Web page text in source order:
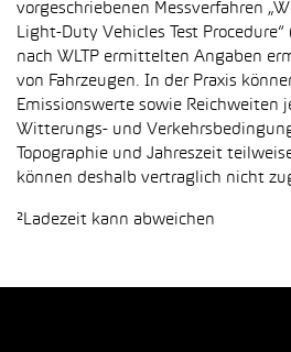
vorgeschriebenen Messverfahren
Light-Duty Vehicles Test
nach WLTP ermittelten Angaben
von Fahrzeugen. In der Praxis
Emissionswerte sowie Reichweiten
Witterungs- und
Topographie und Jahreszeit
können deshalb vertraglich nicht
²Ladezeit kann abweichen